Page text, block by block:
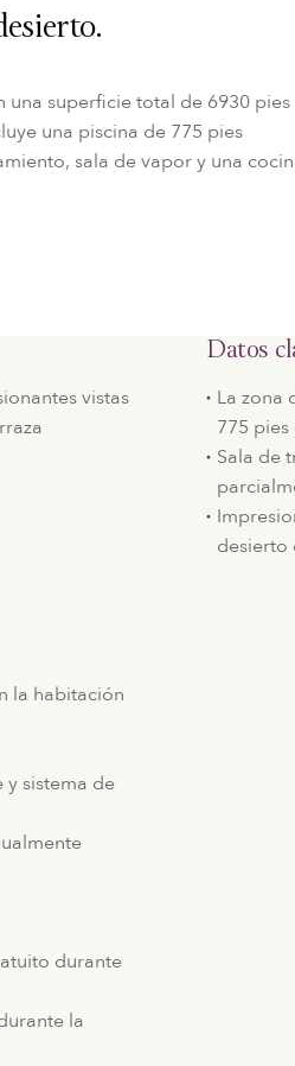
una superficie total de 6930 pies
una piscina de 775 pies
sala de vapor y una
vistas
la habitación
y sistema de
durante
la
Datos
La zona
775
Sala de
desierto